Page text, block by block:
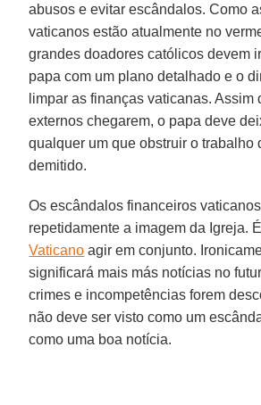
abusos e evitar escândalos. Como
vaticanos estão atualmente no
grandes doadores católicos devem
papa com um plano detalhado e o
limpar as finanças vaticanas. Assim
externos chegarem, o papa deve
qualquer um que obstruir o trabalho
demitido.
Os escândalos financeiros
repetidamente a imagem da Igreja.
Vaticano agir em conjunto.
significará mais más notícias no
crimes e incompetências forem
não deve ser visto como um
como uma boa notícia.